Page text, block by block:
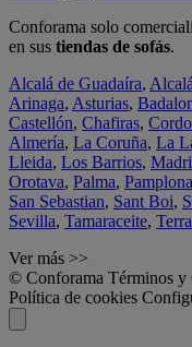
Conforama solo
en sus tiendas de sofás.
Alcalá de Guadaíra,
Arinaga, Asturias,
Castellón, Chafiras,
Almería, La Coruña, La
Lleida, Los Barrios,
Orotava, Palma, Pamplona
San Sebastian, Sant Boi,
Sevilla, Tamaraceite,
Ver más >>
© Conforama Términos y
Política de cookies